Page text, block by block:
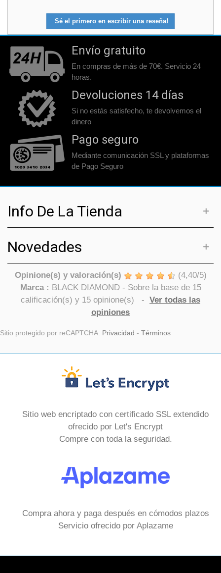
Sé el primero en escribir una reseña!
Envío gratuito
En compras de más de 70€. Servicio 24
horas.
Devoluciones 14 días
Si no estás satisfecho, te devolvemos el
dinero
Pago seguro
Mediante comunicación SSL y plataformas
de Pago Seguro
Info De La Tienda
Novedades
Opinione(s) y valoración(s) (4,40/5)
Marca : BLACK DIAMOND- Sobre la base de 15
calificación(s) y 15 opinione(s) - Ver todas las
opiniones
Sitio protegido por reCAPTCHA. Privacidad - Términos
Sitio web encriptado con certificado SSL extendido
ofrecido por Let's Encrypt
Compre con toda la seguridad.
Compra ahora y paga después en cómodos plazos
Servicio ofrecido por Aplazame